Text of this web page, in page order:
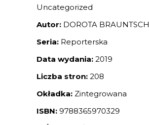
Uncategorized
Autor: DOROTA BRAUNTSCH
Seria: Reporterska
Data wydania: 2019
Liczba stron: 208
Okładka: Zintegrowana
ISBN: 9788365970329